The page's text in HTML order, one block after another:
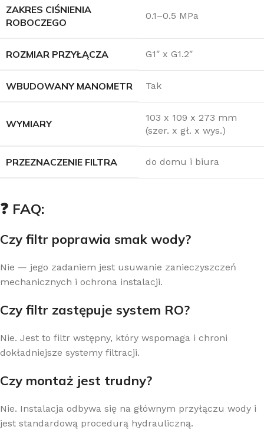
ZAKRES CIŚNIENIA
ROBOCZEGO
0.1–0.5 MPa
ROZMIAR PRZYŁĄCZA G1″ x G1.2″
WBUDOWANY MANOMETR Tak
WYMIARY
103 x 109 x 273 mm
(szer. x gł. x wys.)
PRZEZNACZENIE FILTRA do domu i biura
❓ FAQ:
Czy filtr poprawia smak wody?
Nie — jego zadaniem jest usuwanie zanieczyszczeń
mechanicznych i ochrona instalacji.
Czy filtr zastępuje system RO?
Nie. Jest to filtr wstępny, który wspomaga i chroni
dokładniejsze systemy filtracji.
Czy montaż jest trudny?
Nie. Instalacja odbywa się na głównym przyłączu wody i
jest standardową procedurą hydrauliczną.